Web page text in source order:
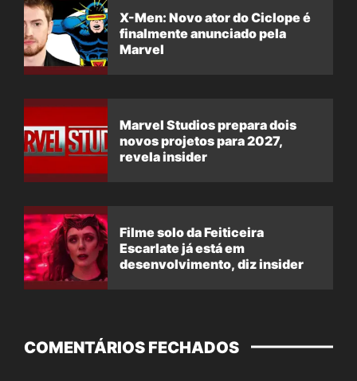
X-Men: Novo ator do Ciclope é
finalmente anunciado pela
Marvel
Marvel Studios prepara dois
novos projetos para 2027,
revela insider
Filme solo da Feiticeira
Escarlate já está em
desenvolvimento, diz insider
COMENTÁRIOS FECHADOS